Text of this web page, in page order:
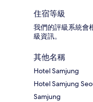
住宿等級
我們的評級系統會
級資訊。
其他名稱
Hotel Samjung
Hotel Samjung
Samjung